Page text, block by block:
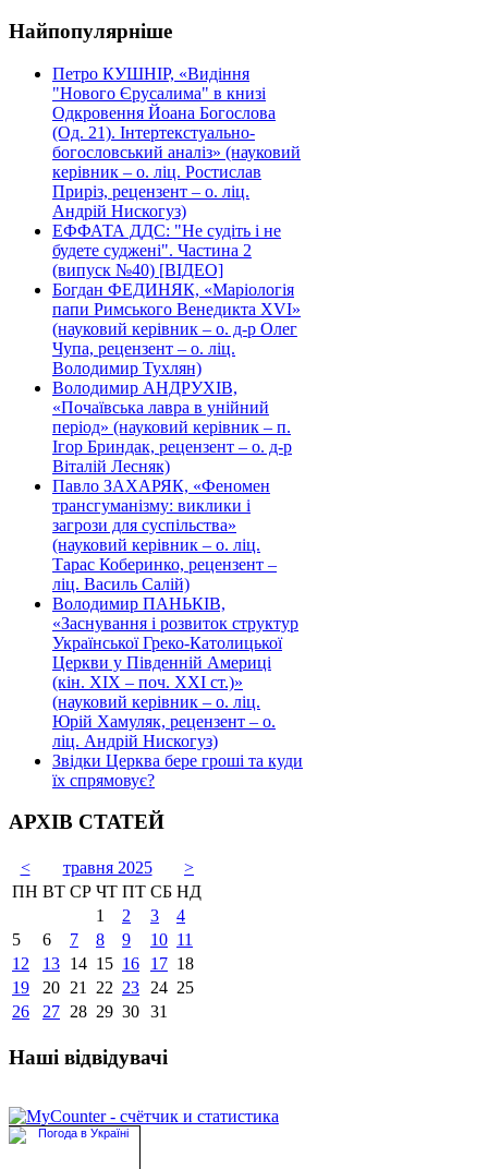
Найпопулярніше
Петро КУШНІР, «Видіння
"Нового Єрусалима" в книзі
Одкровення Йоана Богослова
(Од. 21). Інтертекстуально-
богословський аналіз» (науковий
керівник – о. ліц. Ростислав
Приріз, рецензент – о. ліц.
Андрій Нискогуз)
ЕФФАТА ДДС: "Не судіть і не
будете суджені". Частина 2
(випуск №40) [ВІДЕО]
Богдан ФЕДИНЯК, «Маріологія
папи Римського Венедикта XVI»
(науковий керівник – о. д-р Олег
Чупа, рецензент – о. ліц.
Володимир Тухлян)
Володимир АНДРУХІВ,
«Почаївська лавра в унійний
період» (науковий керівник – п.
Ігор Бриндак, рецензент – о. д-р
Віталій Лесняк)
Павло ЗАХАРЯК, «Феномен
трансгуманізму: виклики і
загрози для суспільства»
(науковий керівник – о. ліц.
Тарас Коберинко, рецензент –
ліц. Василь Салій)
Володимир ПАНЬКІВ,
«Заснування і розвиток структур
Української Греко-Католицької
Церкви у Південній Америці
(кін. ХІХ – поч. ХХІ ст.)»
(науковий керівник – о. ліц.
Юрій Хамуляк, рецензент – о.
ліц. Андрій Нискогуз)
Звідки Церква бере гроші та куди
їх спрямовує?
АРХІВ СТАТЕЙ
< травня 2025
>
ПН ВТ СР ЧТ ПТ СБ НД
1
2 3
4
5
6 7 8 9 10 11
12
13 14 15 16 17 18
19
20 21 22 23 24 25
26
27 28 29 30 31
Наші відвідувачі